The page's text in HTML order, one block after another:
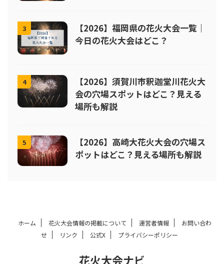
3
【2026】福岡県の花火大会一覧｜
今日の花火大会はどこ？
4
【2026】須賀川市釈迦堂川花火大
会の穴場スポットはどこ？見える
場所も解説
5
【2026】高崎大花火大会の穴場ス
ポットはどこ？見える場所も解説
ホーム 花火大会情報の掲載について 運営者情報
お問い合わ
せ
リンク 公式X プライバシーポリシー
花火大会ナビ